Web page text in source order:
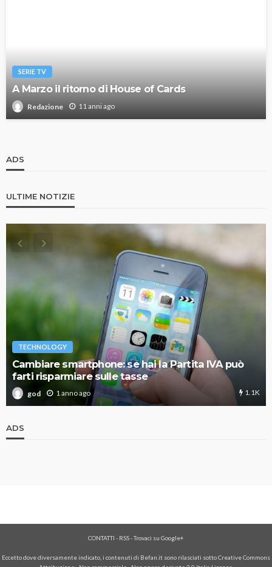
SERIE TV
A Marzo il ritorno di House of Cards
Redazione 11 anni ago
ADS
ULTIME NOTIZIE
TECHNOLOGY
Cambiare smartphone: se hai la Partita IVA può
farti risparmiare sulle tasse
god 1 anno ago 1.1K
ADS
CONTATTI - RSS-Trovaci su Google+
Eccetto dove diversamente indicato, i contenuti di Befan.it sono rilasciati sotto Creative Commons